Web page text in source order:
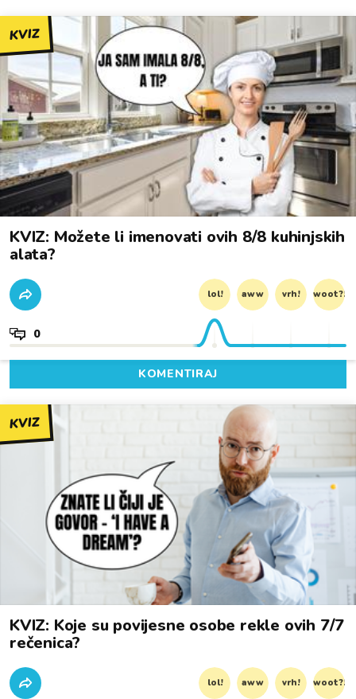
KVIZ
KVIZ: Možete li imenovati ovih 8/8 kuhinjskih
alata?
lol! aww vrh! woot?!
0
KOMENTIRAJ
KVIZ
KVIZ: Koje su povijesne osobe rekle ovih 7/7
rečenica?
lol! aww vrh! woot?!